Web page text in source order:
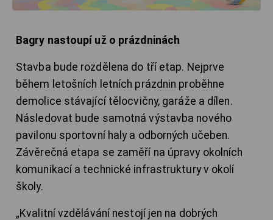
Bagry nastoupí už o prázdninách
Stavba bude rozdělena do tří etap. Nejprve
během letošních letních prázdnin proběhne
demolice stávající tělocvičny, garáže a dílen.
Následovat bude samotná výstavba nového
pavilonu sportovní haly a odborných učeben.
Závěrečná etapa se zaměří na úpravy okolních
komunikací a technické infrastruktury v okolí
školy.
„Kvalitní vzdělávání nestojí jen na dobrých